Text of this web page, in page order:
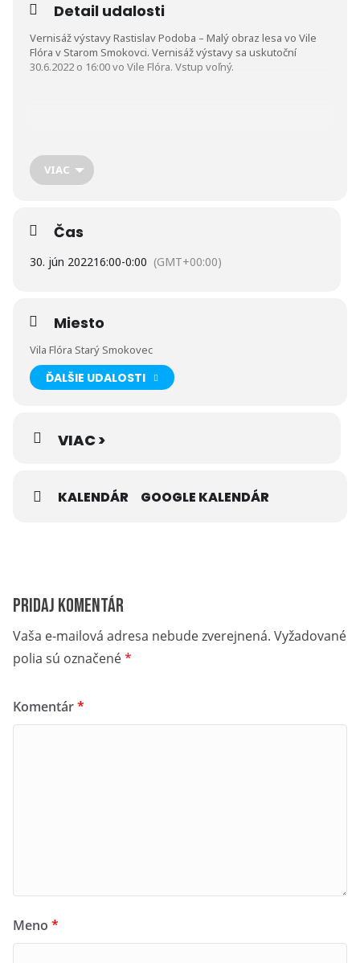
Detail udalosti
Vernisáž výstavy Rastislav Podoba – Malý obraz lesa vo Vile
Flóra v Starom Smokovci. Vernisáž výstavy sa uskutoční
30.6.2022 o 16:00 vo Vile Flóra. Vstup voľný.
Podujatie je realizované s finančnou podporou Ministerstva
dopravy a výstavby Slovenskej republiky.
VIAC
Čas
30. jún 202216:00-0:00 (GMT+00:00)
Miesto
Vila Flóra Starý Smokovec
ĎALŠIE UDALOSTI
VIAC >
KALENDÁR GOOGLE KALENDÁR
Pridaj komentár
Vaša e-mailová adresa nebude zverejnená. Vyžadované
polia sú označené*
Komentár*
Meno *